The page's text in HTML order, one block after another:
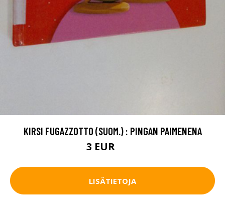
KIRSI FUGAZZOTTO (SUOM.) : PINGAN PAIMENENA
3 EUR
LISÄTIETOJA